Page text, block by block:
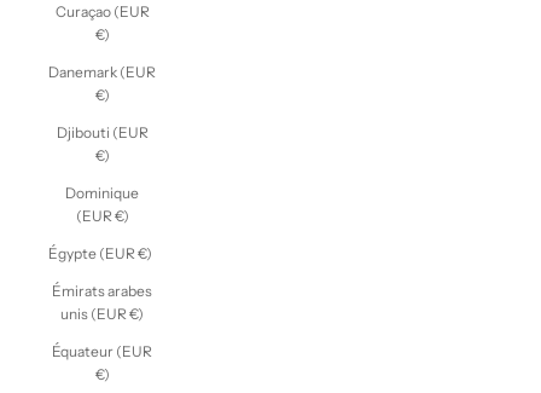
Curaçao (EUR
€)
Danemark (EUR
€)
Djibouti (EUR
€)
Dominique
(EUR €)
Égypte (EUR €)
Émirats arabes
unis (EUR €)
Équateur (EUR
€)